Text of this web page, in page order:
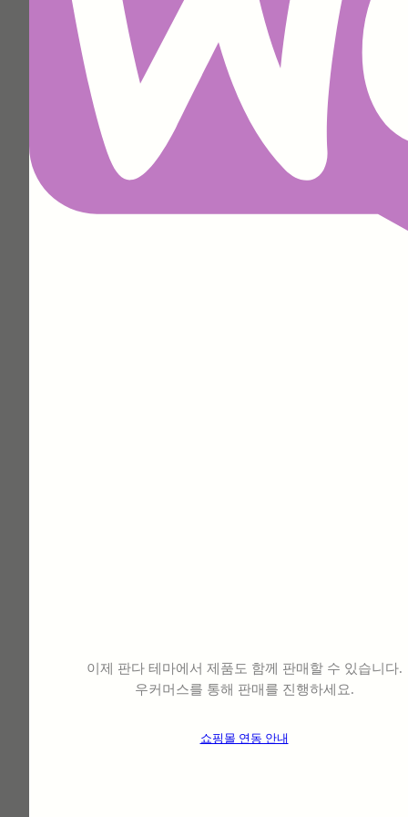
이제 판다 테마에서 제품도 함께 판매할 수 있습니다.
우커머스를 통해 판매를 진행하세요.
쇼핑몰 연동 안내